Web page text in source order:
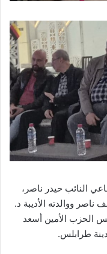
النائب حيدر ناصر،
ووالدته الأديبة د.
الحزب الأمين أسعد
طرابلس.